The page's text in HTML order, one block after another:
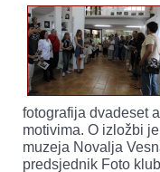
fotografija dvadeset
motivima. O izložbi
muzeja Novalja
predsjednik Foto